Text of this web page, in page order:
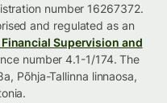
number 16267372.
and regulated as an
Supervision and
number 4.1-1/174. The
Põhja-Tallinna linnaosa,